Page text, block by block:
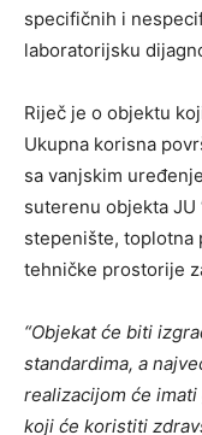
specifičnih i
laboratorijsku
Riječ je o objektu
Ukupna korisna
sa vanjskim
suterenu objekta JU
stepenište, toplotna
tehničke prostorije
“Objekat će biti
standardima, a
realizacijom će
koji će koristiti